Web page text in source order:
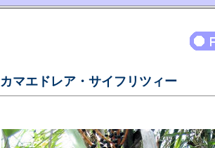
カマエドレア・サイフリツィー